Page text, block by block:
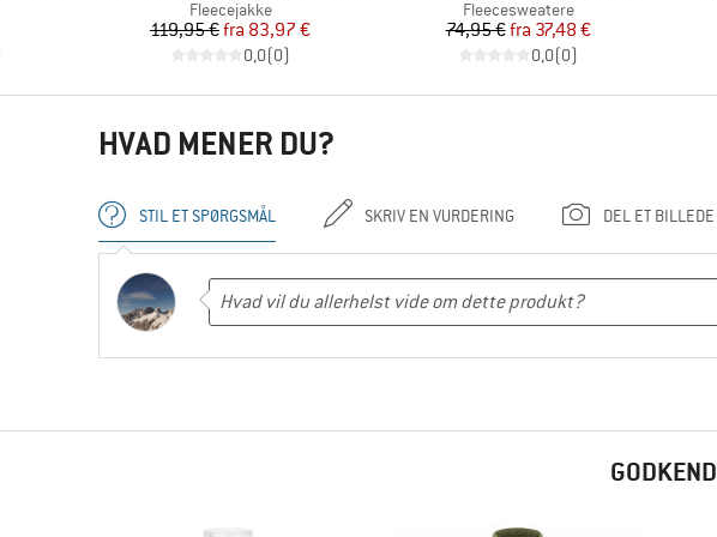
Produktgruppe
Fleecejakke
Pris
119,95 € Nedsat pris
fra 83,97 €
0,0(0)
Produktgruppe
Fleecesweatere
Pris
74,95 € Nedsat pris
fra 37,48 €
0,0(0)
HVAD MENER DU?
STIL ET SPØRGSMÅL SKRIV EN VURDERING DEL ET BILLEDE